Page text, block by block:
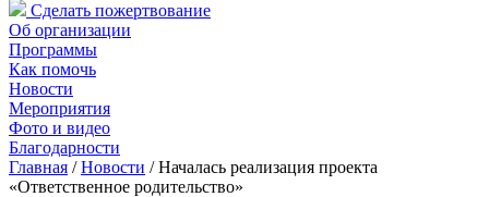
Сделать пожертвование
Об организации
Программы
Как помочь
Новости
Мероприятия
Фото и видео
Благодарности
Главная /Новости /Началась реализация проекта
«Ответственное родительство»